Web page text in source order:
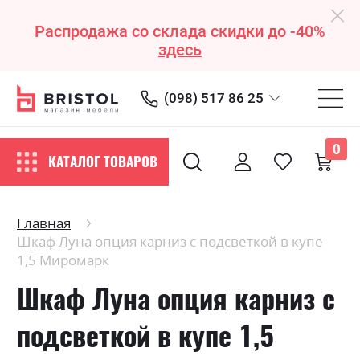
Распродажа со склада скидки до -40%
здесь
(098) 517 86 25
КАТАЛОГ ТОВАРОВ
0
Главная
Шкаф Луна опция карниз с подсветкой в ​купе
1,5 Миромарк
Шкаф Луна опция карниз с
подсветкой в ​купе 1,5